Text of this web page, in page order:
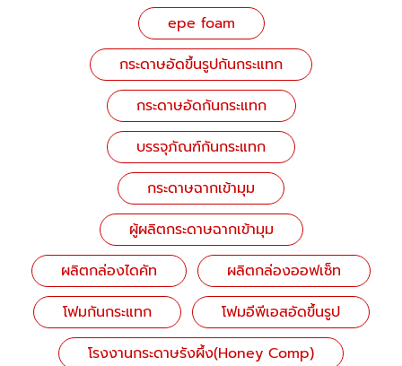
epe foam
กระดาษอัดขึ้นรูปกันกระแทก
กระดาษอัดกันกระแทก
บรรจุภัณฑ์กันกระแทก
กระดาษฉากเข้ามุม
ผู้ผลิตกระดาษฉากเข้ามุม
ผลิตกล่องไดคัท
ผลิตกล่องออฟเซ็ท
โฟมกันกระแทก
โฟมอีพีเอสอัดขึ้นรูป
โรงงานกระดาษรังผึ้ง(Honey Comp)